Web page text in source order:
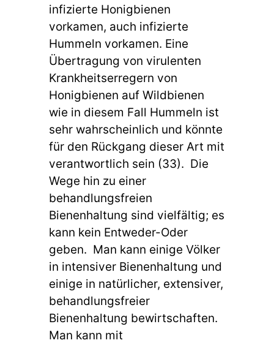
infizierte Honigbienen
vorkamen, auch infizierte
Hummeln vorkamen. Eine
Übertragung von virulenten
Krankheitserregern von
Honigbienen auf Wildbienen
wie in diesem Fall Hummeln ist
sehr wahrscheinlich und könnte
für den Rückgang dieser Art mit
verantwortlich sein (33). Die
Wege hin zu einer
behandlungsfreien
Bienenhaltung sind vielfältig; es
kann kein Entweder-Oder
geben. Man kann einige Völker
in intensiver Bienenhaltung und
einige in natürlicher, extensiver,
behandlungsfreier
Bienenhaltung bewirtschaften.
Man kann mit